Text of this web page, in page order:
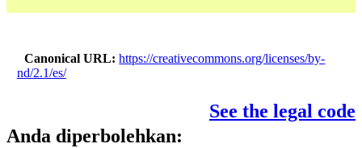
Canonical URL
https://creativecommons.org/licenses/by-
nd/2.1/es/
See the legal code
Anda diperbolehkan: